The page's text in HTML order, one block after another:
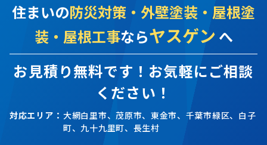
住まいの防災対策・外壁塗装・屋根塗
装・屋根工事ならヤスゲン へ
お見積り無料です！お気軽にご相談
ください！
対応エリア： 大網白里市、茂原市、東金市、千葉市緑区、白子
町、九十九里町、長生村